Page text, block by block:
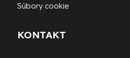
Súbory cookie
KONTAKT